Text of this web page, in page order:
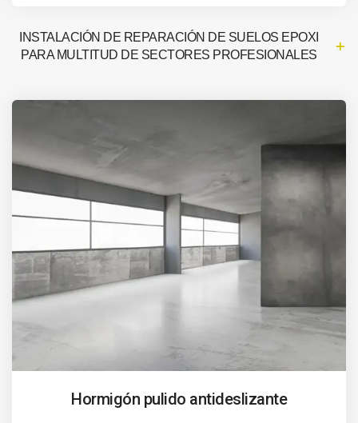
INSTALACIÓN DE REPARACIÓN DE SUELOS EPOXI
PARA MULTITUD DE SECTORES PROFESIONALES
Hormigón pulido antideslizante